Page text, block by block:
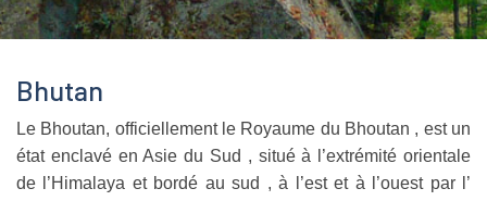
Bhutan
Le Bhoutan, officiellement le Royaume du Bhoutan , est un
état enclavé en Asie du Sud , situé à l’extrémité orientale
de l’Himalaya et bordé au sud , à l’est et à l’ouest par l’